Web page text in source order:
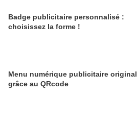
Badge publicitaire personnalisé :
choisissez la forme !
Menu numérique publicitaire original
grâce au QRcode